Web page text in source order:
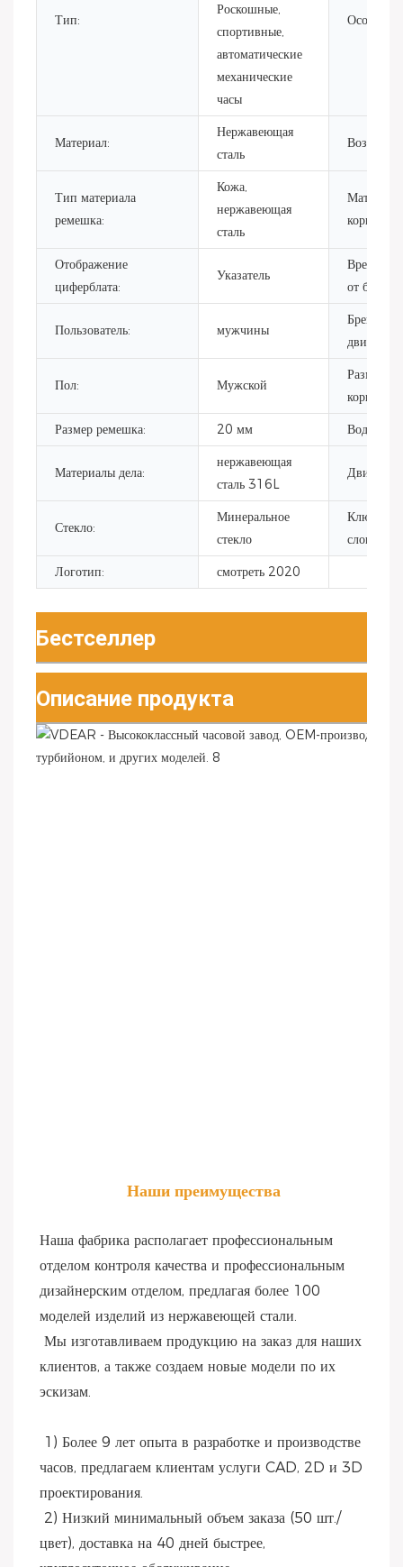
Тип:
Роскошные,
спортивные,
автоматические
механические
часы
Материал:
Нержавеющая
сталь
Возраст:
Тип материала
ремешка:
Кожа,
нержавеющая
сталь
Материал
корпуса:
Отображение
циферблата:
Указатель
Время
от
Пользователь: мужчины
Бренд
движения:
Пол: Мужской
Размер
корпуса:
Размер ремешка:
20 мм
Материалы дела:
нержавеющая
сталь 316L
Стекло:
Минеральное
стекло
Ключевые
слова:
Логотип:
смотреть 2020
Бестселлер
Описание продукта
Наши преимущества
Наша фабрика располагает профессиональным
отделом контроля качества и профессиональным
дизайнерским отделом, предлагая более 100
моделей изделий из нержавеющей стали.
клиентов, а также создаем новые модели по их
эскизам.
часов, предлагаем клиентам услуги CAD, 2D и 3D
проектирования.
цвет), доставка на 40 дней быстрее,